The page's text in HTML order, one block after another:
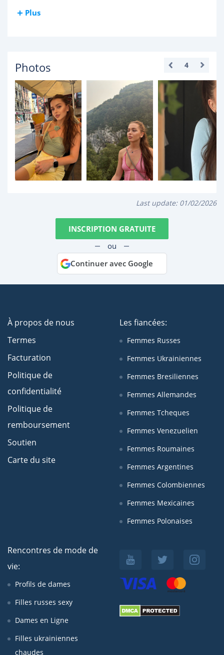
Plus
Photos 4
Last update: 01/02/2026
INSCRIPTION GRATUITE
ou
Continuer avec Google
À propos de nous
Termes
Facturation
Politique de
confidentialité
Politique de
remboursement
Soutien
Carte du site
Les fiancées:
Femmes Russes
Femmes Ukrainiennes
Femmes Bresiliennes
Femmes Allemandes
Femmes Tcheques
Femmes Venezuelien
Femmes Roumaines
Femmes Argentines
Femmes Colombiennes
Femmes Mexicaines
Femmes Polonaises
Rencontres de mode de
vie:
Profils de dames
Filles russes sexy
Dames en Ligne
Filles ukrainiennes
chaudes